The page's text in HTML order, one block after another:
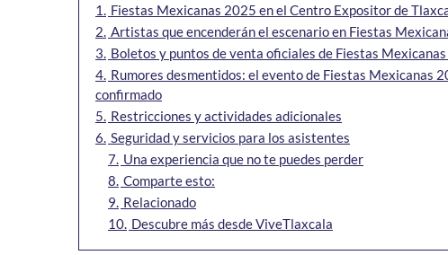
1.
Fiestas Mexicanas 2025 en el Centro Expositor de
2. Artistas que encenderán el escenario en Fiestas
3. Boletos y puntos de venta oficiales de Fiestas
4. Rumores desmentidos: el evento de Fiestas Mexicanas
confirmado
5. Restricciones y actividades adicionales
6. Seguridad y servicios para los asistentes
7. Una experiencia que no te puedes perder
8. Comparte esto:
9. Relacionado
10. Descubre más desde ViveTlaxcala